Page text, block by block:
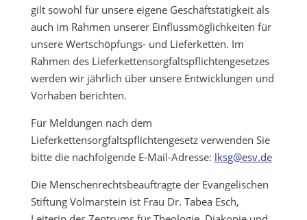
gilt sowohl für unsere eigene Geschäftstätigkeit als
auch im Rahmen unserer Einflussmöglichkeiten für
unsere Wertschöpfungs- und Lieferketten. Im
Rahmen des Lieferkettensorgfaltspflichtengesetzes
werden wir jährlich über unsere Entwicklungen und
Vorhaben berichten.
Für Meldungen nach dem
Lieferkettensorgfaltspflichtengesetz verwenden Sie
bitte die nachfolgende E-Mail-Adresse: lksg@esv.de
Die Menschenrechtsbeauftragte der Evangelischen
Stiftung Volmarstein ist Frau Dr. Tabea Esch,